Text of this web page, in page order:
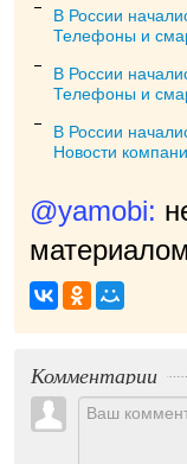
В России
Телефоны и
В России
Телефоны и
В России
Новости
@yamobi:
пр|
Комментарии